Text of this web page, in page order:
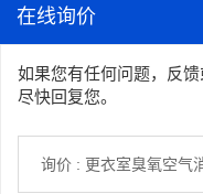
在线询价
如果您有任何问题，反
尽快回复您。